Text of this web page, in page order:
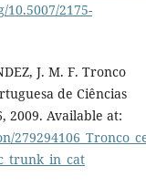
2175-
J. M. F. Tronco
de Ciências
2009. Available at: